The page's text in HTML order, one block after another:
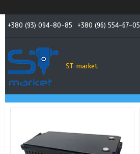
+380 (93) 094-80-85 +380 (96) 554-67-05
ST-market